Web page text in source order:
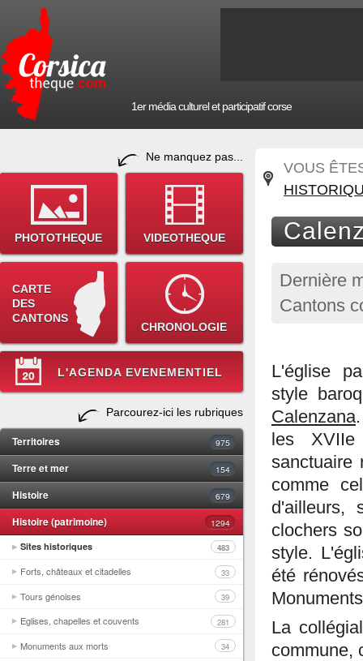
1er média culturel et participatif corse
Ne manquez pas...
PHOTOTHEQUE VIDEOTHEQUE
CARTE
DES
CANTONS
CHRONOLOGIE
L'AGENDA EVENEMENTIEL
Parcourez-ici les rubriques
Territoires 975
Terre et mer 154
Histoire 679
Histoire (patrimoine)
1294
Sites historiques
483
Forts, châteaux et citadelles 33
Tours génoises 39
Eglises, chapelles et couvents 281
Monuments aux morts 34
VOUS
Dernière
Cantons
L'église
style
Calenzana
les
sanctuaire
comme
d'ailleurs,
clochers
style.
été
La
commune,